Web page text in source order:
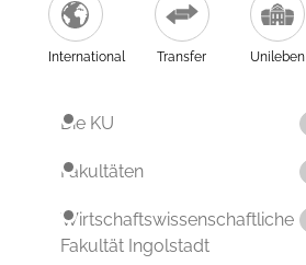
International Transfer Unileben
Die KU
Fakultäten
Wirtschaftswissenschaftliche
Fakultät Ingolstadt